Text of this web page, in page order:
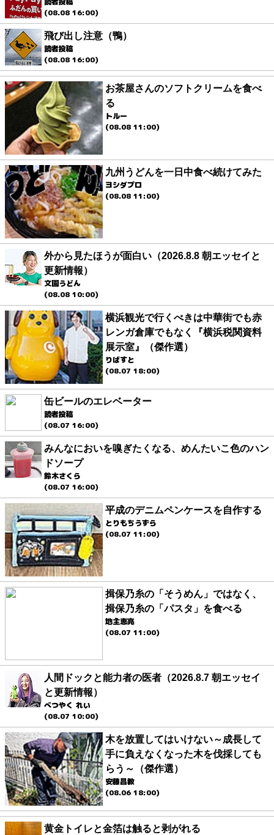
(08.08 16:00)
飛び出し注意（鴨）
読者投稿
(08.08 16:00)
お茶屋さんのソフトクリームを食べ
る
トルー
(08.08 11:00)
九州うどんを一日中食べ続けてみた
ヨシダプロ
(08.08 11:00)
外から見たほうが面白い（2026.8.8 朝エッセイと
更新情報）
文園うどん
(08.08 10:00)
横浜観光で行くべきは中華街でも赤
レンガ倉庫でもなく『横浜税関資料
展示室』（傑作選）
りばすと
(08.07 18:00)
缶ビールのエレベーター
読者投稿
(08.07 16:00)
みんなにおいを嗅ぎたくなる、めんたいこ色のハン
ドソープ
鈴木さくら
(08.07 16:00)
平成のデニムペンケースを自作する
とりもちうずら
(08.07 11:00)
揖保乃糸の「そうめん」ではなく、
揖保乃糸の「パスタ」を食べる
地主恵亮
(08.07 11:00)
人間ドックと能力者の医者（2026.8.7 朝エッセイ
と更新情報）
べつやく れい
(08.07 10:00)
木を放置してはいけない～成長して
手に負えなくなった木を伐採しても
らう～（傑作選）
安藤昌教
(08.06 18:00)
黄金トイレと金箔は触ると剥がれる